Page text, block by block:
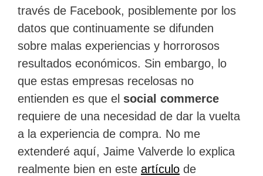
través de Facebook, posiblemente por los
datos que continuamente se difunden
sobre malas experiencias y horrorosos
resultados económicos. Sin embargo, lo
que estas empresas recelosas no
entienden es que el social commerce
requiere de una necesidad de dar la vuelta
a la experiencia de compra. No me
extenderé aquí, Jaime Valverde lo explica
realmente bien en este artículo de